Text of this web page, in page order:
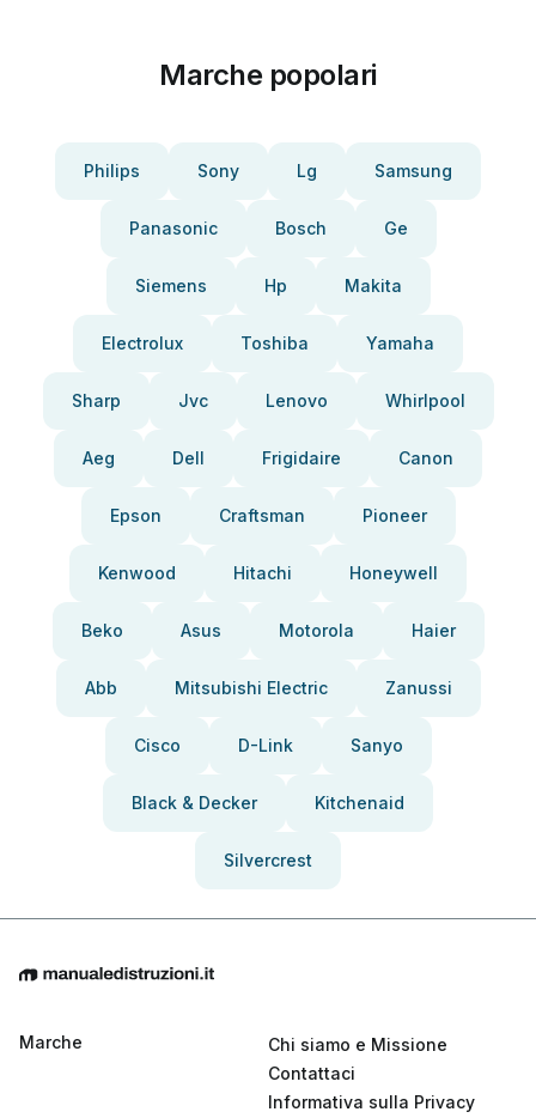
Marche popolari
Philips Sony Lg Samsung
Panasonic Bosch Ge
Siemens Hp Makita
Electrolux Toshiba Yamaha
Sharp Jvc Lenovo Whirlpool
Aeg Dell Frigidaire Canon
Epson Craftsman Pioneer
Kenwood Hitachi Honeywell
Beko Asus Motorola Haier
Abb Mitsubishi Electric Zanussi
Cisco D-Link Sanyo
Black & Decker Kitchenaid
Silvercrest
Marche
Chi siamo e Missione
Contattaci
Informativa sulla Privacy